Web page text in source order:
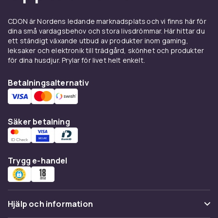
CDON är Nordens ledande marknadsplats och vi finns här för
dina små vardagsbehov och stora livsdrömmar. Här hittar du
ett ständigt växande utbud av produkter inom gaming,
leksaker och elektronik till trädgård, skönhet och produkter
för dina husdjur. Prylar för livet helt enkelt.
Betalningsalternativ
Säker betalning
Trygg e-handel
Hjälp och information